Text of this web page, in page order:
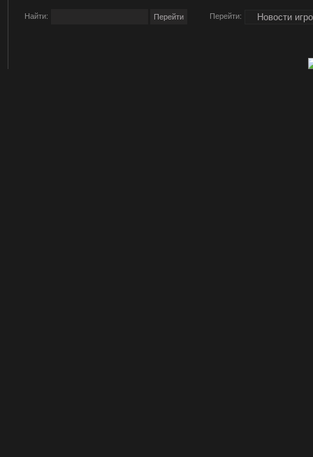
Найти: Перейти: